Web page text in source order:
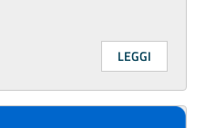
LEGGI